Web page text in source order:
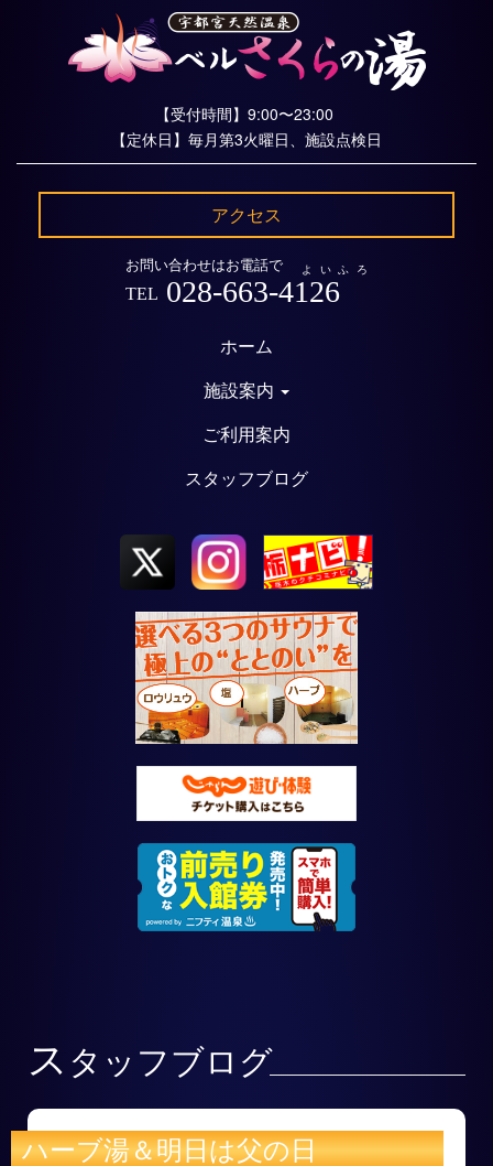
【受付時間】9:00〜23:00
【定休日】毎月第3火曜日、施設点検日
アクセス
お問い合わせはお電話で よいふろ
TEL 028-663-4126
ホーム
施設案内
ご利用案内
スタッフブログ
ス タッフブログ
ハーブ湯＆明日は父の日